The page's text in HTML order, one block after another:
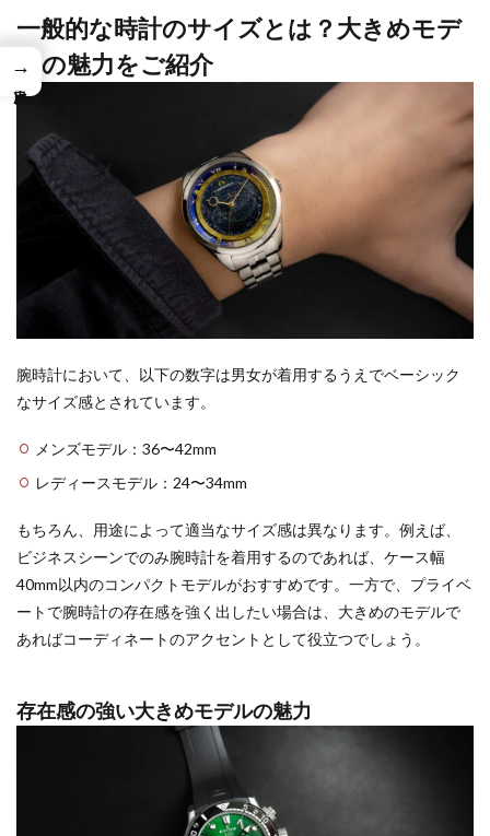
一般的な時計のサイズとは？大きめモデ
ルの魅力をご紹介
腕時計において、以下の数字は男女が着用するうえでベーシック
なサイズ感とされています。
メンズモデル：36〜42mm
レディースモデル：24〜34mm
もちろん、用途によって適当なサイズ感は異なります。例えば、
ビジネスシーンでのみ腕時計を着用するのであれば、ケース幅
40mm以内のコンパクトモデルがおすすめです。一方で、プライベ
ートで腕時計の存在感を強く出したい場合は、大きめのモデルで
あればコーディネートのアクセントとして役立つでしょう。
存在感の強い大きめモデルの魅力
→